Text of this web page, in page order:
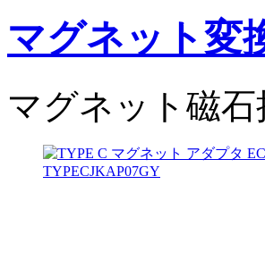
マグネット変
マグネット磁